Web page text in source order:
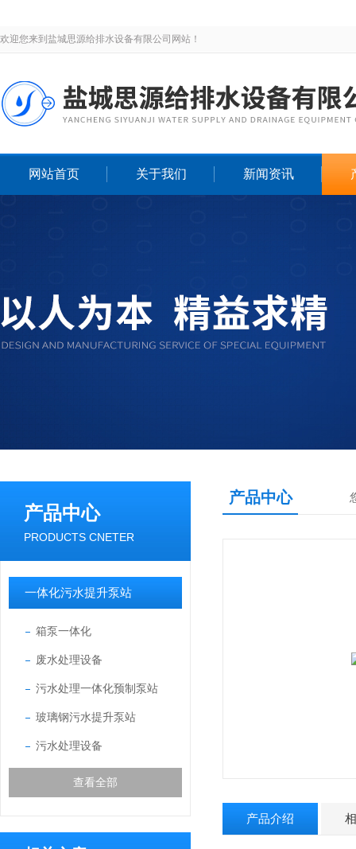
欢迎您来到盐城思源给排水设备有限公司网站！
网站首页 关于我们 新闻资讯
产品中心
PRODUCTS CNETER
一体化污水提升泵站
箱泵一体化
废水处理设备
污水处理一体化预制泵站
玻璃钢污水提升泵站
污水处理设备
查看全部
产品中心
产品介绍